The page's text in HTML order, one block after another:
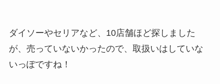
ダイソーやセリアなど、10店舗ほど探しました
が、売っていないかったので、取扱いはしていな
いっぽですね！